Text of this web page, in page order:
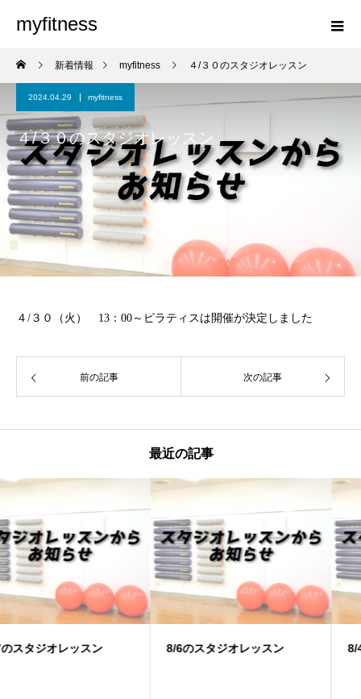
myfitness
新着情報 myfitness ４/３０のスタジオレッスン
2024.04.29 myfitness
４/３０のスタジオレッスン
４/３０（火） 13：00～ピラティスは開催が決定しました
前の記事 次の記事
最近の記事
8/6のスタジオレッスン 8/4のスタジオレッスン